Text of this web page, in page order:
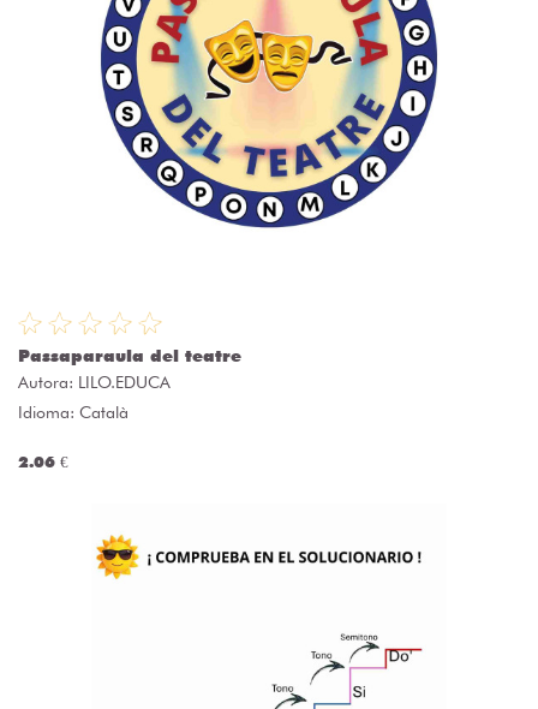
Passaparaula del teatre
Autora: LILO.EDUCA
Idioma: Català
2.06 €